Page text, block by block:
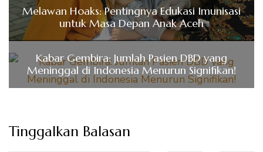
Melawan Hoaks: Pentingnya Edukasi Imunisasi
untuk Masa Depan Anak Aceh
Kabar Gembira: Jumlah Pasien DBD yang
Meninggal di Indonesia Menurun Signifikan!
Tinggalkan Balasan